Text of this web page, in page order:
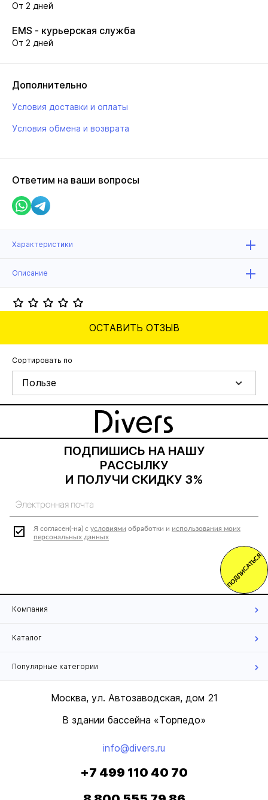
От 2 дней
EMS - курьерская служба
От 2 дней
Дополнительно
Условия доставки и оплаты
Условия обмена и возврата
Ответим на ваши вопросы
Характеристики
Описание
ОСТАВИТЬ ОТЗЫВ
Сортировать по
Пользе
ПОДПИШИСЬ НА НАШУ
РАССЫЛКУ
И ПОЛУЧИ СКИДКУ 3%
Я согласен(-на) с условиями обработки и использования моих
персональных данных
ПОДПИСАТЬСЯ
Компания
Каталог
Популярные категории
Москва, ул. Автозаводская, дом 21
В здании бассейна «Торпедо»
info@divers.ru
+7 499 110 40 70